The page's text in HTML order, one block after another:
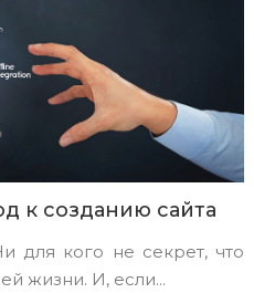
к созданию сайта
для кого не секрет, что
жизни. И, если...